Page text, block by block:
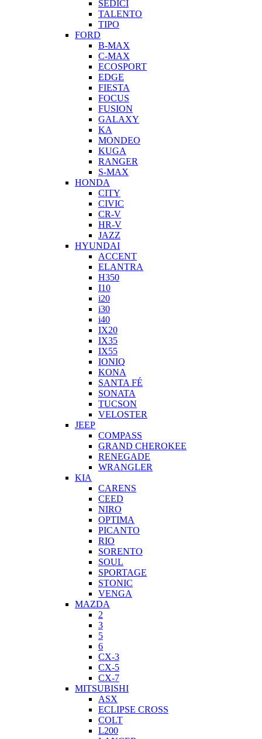
SEDICI
TALENTO
TIPO
FORD
B-MAX
C-MAX
ECOSPORT
EDGE
FIESTA
FOCUS
FUSION
GALAXY
KA
MONDEO
KUGA
RANGER
S-MAX
HONDA
CITY
CIVIC
CR-V
HR-V
JAZZ
HYUNDAI
ACCENT
ELANTRA
H350
I10
i20
i30
i40
IX20
IX35
IX55
IONIQ
KONA
SANTA FÉ
SONATA
TUCSON
VELOSTER
JEEP
COMPASS
GRAND CHEROKEE
RENEGADE
WRANGLER
KIA
CARENS
CEED
NIRO
OPTIMA
PICANTO
RIO
SORENTO
SOUL
SPORTAGE
STONIC
VENGA
MAZDA
2
3
5
6
CX-3
CX-5
CX-7
MITSUBISHI
ASX
ECLIPSE CROSS
COLT
L200